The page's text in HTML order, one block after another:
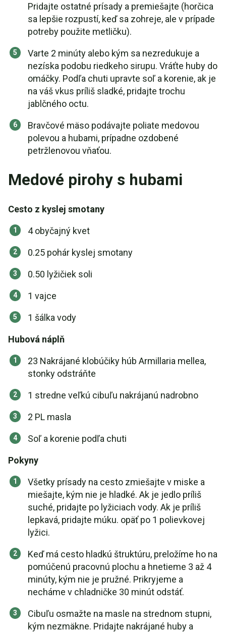
Pridajte ostatné prísady a premiešajte (horčica
sa lepšie rozpustí, keď sa zohreje, ale v prípade
potreby použite metličku).
Varte 2 minúty alebo kým sa nezredukuje a
nezíska podobu riedkeho sirupu. Vráťte huby do
omáčky. Podľa chuti upravte soľ a korenie, ak je
na váš vkus príliš sladké, pridajte trochu
jablčného octu.
Bravčové mäso podávajte poliate medovou
polevou a hubami, prípadne ozdobené
petržlenovou vňaťou.
Medové pirohy s hubami
Cesto z kyslej smotany
4 obyčajný kvet
0.25 pohár kyslej smotany
0.50 lyžičiek soli
1 vajce
1 šálka vody
Hubová náplň
23 Nakrájané klobúčiky húb Armillaria mellea,
stonky odstráňte
1 stredne veľkú cibuľu nakrájanú nadrobno
2 PL masla
Soľ a korenie podľa chuti
Pokyny
Všetky prísady na cesto zmiešajte v miske a
miešajte, kým nie je hladké. Ak je jedlo príliš
suché, pridajte po lyžiciach vody. Ak je príliš
lepkavá, pridajte múku. opäť po 1 polievkovej
lyžici.
Keď má cesto hladkú štruktúru, preložíme ho na
pomúčenú pracovnú plochu a hnetieme 3 až 4
minúty, kým nie je pružné. Prikryjeme a
necháme v chladničke 30 minút odstáť.
Cibuľu osmažte na masle na strednom stupni,
kým nezmäkne. Pridajte nakrájané huby a